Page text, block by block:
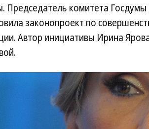
Председатель комитета
законопроект по
Автор инициативы Ирина